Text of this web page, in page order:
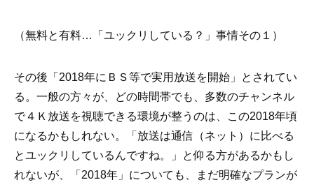
（無料と有料…「ユックリしている？」事情その１）
その後「2018年にＢＳ等で実用放送を開始」とされてい
る。一般の方々が、どの時間帯でも、多数のチャンネル
で４Ｋ放送を視聴できる環境が整うのは、この2018年頃
になるかもしれない。「放送は通信（ネット）に比べる
とユックリしているんですね。」と仰る方があるかもし
れないが、「2018年」についても、まだ明確なプランが